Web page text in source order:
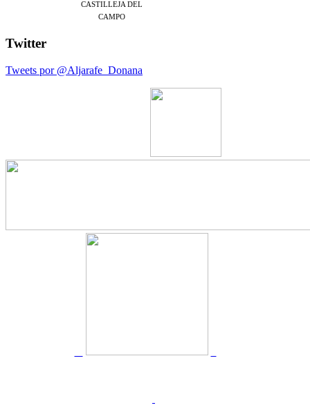
CASTILLEJA DEL
CAMPO
Twitter
Tweets por @Aljarafe_Donana